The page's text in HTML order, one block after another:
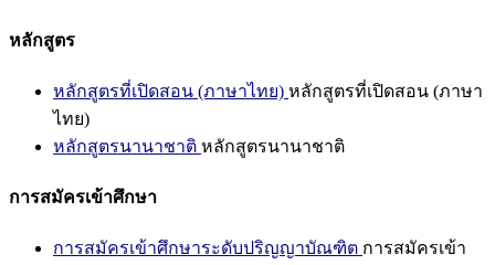
หลักสูตร
หลักสูตรที่เปิดสอน (ภาษาไทย) หลักสูตรที่เปิดสอน (ภาษา
ไทย)
หลักสูตรนานาชาติ หลักสูตรนานาชาติ
การสมัครเข้าศึกษา
การสมัครเข้าศึกษาระดับปริญญาบัณฑิต การสมัครเข้า